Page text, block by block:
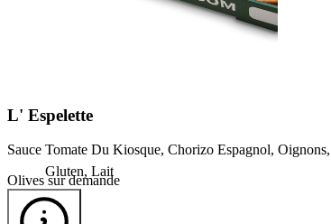
L' Espelette
Sauce Tomate Du Kiosque, Chorizo Espagnol,
Olives sur demande
Gluten, Lait